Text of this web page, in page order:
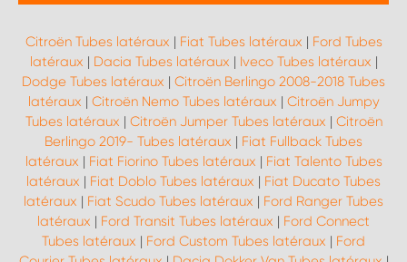
Citroën Tubes latéraux | Fiat Tubes latéraux | Ford Tubes
latéraux | Dacia Tubes latéraux | Iveco Tubes latéraux |
Dodge Tubes latéraux | Citroën Berlingo 2008-2018 Tubes
latéraux | Citroën Nemo Tubes latéraux | Citroën Jumpy
Tubes latéraux | Citroën Jumper Tubes latéraux | Citroën
Berlingo 2019- Tubes latéraux | Fiat Fullback Tubes
latéraux | Fiat Fiorino Tubes latéraux | Fiat Talento Tubes
latéraux | Fiat Doblo Tubes latéraux | Fiat Ducato Tubes
latéraux | Fiat Scudo Tubes latéraux | Ford Ranger Tubes
latéraux | Ford Transit Tubes latéraux | Ford Connect
Tubes latéraux | Ford Custom Tubes latéraux | Ford